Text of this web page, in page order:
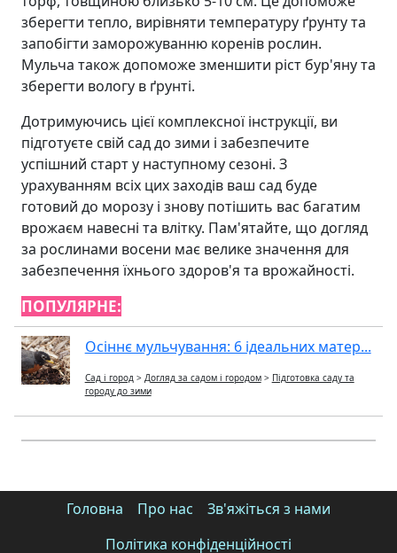
зберегти тепло, вирівняти температуру ґрунту та
запобігти заморожуванню коренів рослин.
Мульча також допоможе зменшити ріст бур'яну та
зберегти вологу в ґрунті.
Дотримуючись цієї комплексної інструкції, ви
підготуєте свій сад до зими і забезпечите
успішний старт у наступному сезоні. З
урахуванням всіх цих заходів ваш сад буде
готовий до морозу і знову потішить вас багатим
врожаєм навесні та влітку. Пам'ятайте, що догляд
за рослинами восени має велике значення для
забезпечення їхнього здоров'я та врожайності.
ПОПУЛЯРНЕ:
Осіннє мульчування: 6 ідеальних матер...
Сад і город > Догляд за садом і городом > Підготовка саду та
городу до зими
Головна Про нас
Зв'яжіться з нами
Політика конфіденційності